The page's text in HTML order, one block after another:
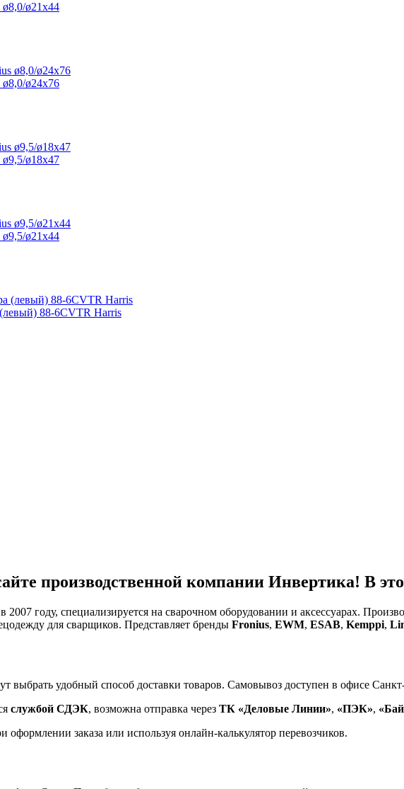
ø8,0/ø21x44
ø8,0/ø24x76
ø9,5/ø18x47
ø9,5/ø21x44
88-6CVTR Harris
производственной компании Инвертика! В
2007 году, специализируется на сварочном оборудовании и аксессуарах.
для сварщиков. Представляет бренды Fronius, EWM, ESAB, Kemppi,
выбрать удобный способ доставки товаров. Самовывоз доступен в офисе
службой СДЭК, возможна отправка через ТК «Деловые Линии», «ПЭК»,
заказа или используя онлайн-калькулятор перевозчиков.